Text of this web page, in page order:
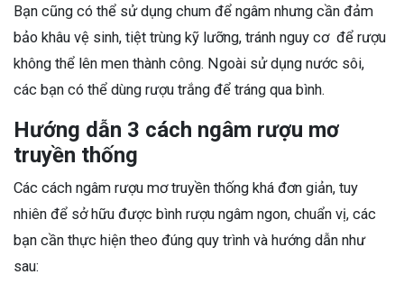
Bạn cũng có thể sử dụng chum để ngâm nhưng cần đảm
bảo khâu vệ sinh, tiệt trùng kỹ lưỡng, tránh nguy cơ để rượu
không thể lên men thành công. Ngoài sử dụng nước sôi,
các bạn có thể dùng rượu trắng để tráng qua bình.
Hướng dẫn 3 cách ngâm rượu mơ
truyền thống
Các cách ngâm rượu mơ truyền thống khá đơn giản, tuy
nhiên để sở hữu được bình rượu ngâm ngon, chuẩn vị, các
bạn cần thực hiện theo đúng quy trình và hướng dẫn như
sau: